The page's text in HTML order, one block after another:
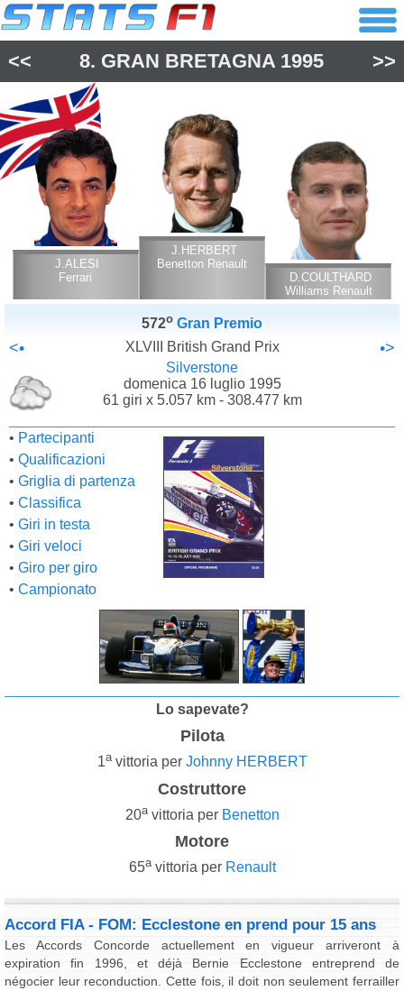
<< 8. GRAN BRETAGNA 1995 >>
J.ALESI
Ferrari
J.HERBERT
Benetton Renault
D.COULTHARD
Williams Renault
572o Gran Premio
<• XLVIII British Grand Prix •>
Silverstone
domenica 16 luglio 1995
61 giri x 5.057 km - 308.477 km
• Partecipanti
• Qualificazioni
• Griglia di partenza
• Classifica
• Giri in testa
• Giri veloci
• Giro per giro
• Campionato
Lo sapevate?
Pilota
1avittoria per Johnny HERBERT
Costruttore
20avittoria per Benetton
Motore
65avittoria per Renault
Accord FIA - FOM: Ecclestone en prend pour 15 ans
Les Accords Concorde actuellement en vigueur arriveront à
expiration fin 1996, et déjà Bernie Ecclestone entreprend de
négocier leur reconduction. Cette fois, il doit non seulement ferrailler